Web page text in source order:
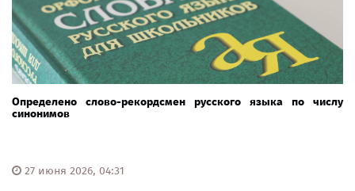
Определено слово-рекордсмен русского языка по числу
синонимов ​
27 июня 2026, 04:31